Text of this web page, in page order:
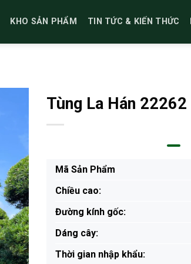
KHO SẢN PHẨM TIN TỨC & KIẾN THỨC
Tùng La Hán 22262
Mã Sản Phẩm
Chiều cao:
Đường kính gốc:
Dáng cây:
Thời gian nhập khẩu: